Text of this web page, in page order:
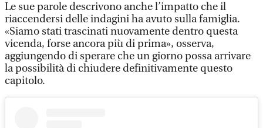
Le sue parole descrivono anche l’impatto che il
riaccendersi delle indagini ha avuto sulla famiglia.
«Siamo stati trascinati nuovamente dentro questa
vicenda, forse ancora più di prima», osserva,
aggiungendo di sperare che un giorno possa arrivare
la possibilità di chiudere definitivamente questo
capitolo.